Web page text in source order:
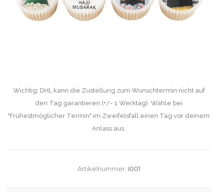
Wichtig: DHL kann die Zustellung zum Wunschtermin nicht auf
den Tag garantieren (+/- 1 Werktag). Wähle bei
"Frühestmöglicher Termin" im Zweifelsfall einen Tag vor deinem
Anlass aus.
Artikelnummer: I001